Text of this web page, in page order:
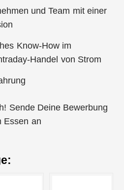
und Team mit einer
Know-How im
Handel von Strom
Sende Deine Bewerbung
Essen an